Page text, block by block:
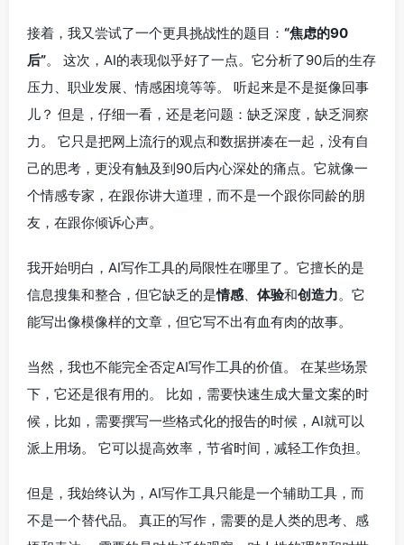
接着，我又尝试了一个更具挑战性的题目： “焦虑的90
后”。 这次，AI的表现似乎好了一点。它分析了90后的生存
压力、职业发展、情感困境等等。 听起来是不是挺像回事
儿？ 但是，仔细一看，还是老问题：缺乏深度，缺乏洞察
力。 它只是把网上流行的观点和数据拼凑在一起，没有自
己的思考，更没有触及到90后内心深处的痛点。它就像一
个情感专家，在跟你讲大道理，而不是一个跟你同龄的朋
友，在跟你倾诉心声。
我开始明白，AI写作工具的局限性在哪里了。它擅长的是
信息搜集和整合，但它缺乏的是情感 体验和创造力。它
能写出像模像样的文章，但它写不出有血有肉的故事。
当然，我也不能完全否定AI写作工具的价值。 在某些场景
下，它还是很有用的。 比如，需要快速生成大量文案的时
候，比如，需要撰写一些格式化的报告的时候，AI就可以
派上用场。 它可以提高效率，节省时间，减轻工作负担。
但是，我始终认为，AI写作工具只能是一个辅助工具，而
不是一个替代品。 真正的写作，需要的是人类的思考、感